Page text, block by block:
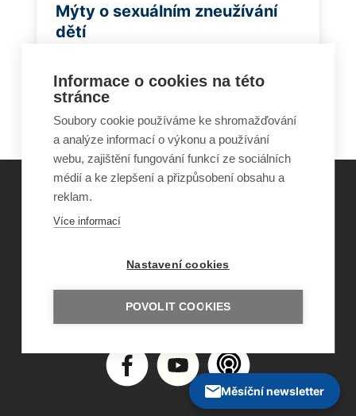
Mýty o sexuálním zneužívání
dětí
©Obecně prospěšná společnost Sirius
ISSN 1805-8876
nazory@sancedetem.cz
Odběr novinek e-mailem
Měsíční newsletter
Informace o cookies na této
stránce
Soubory cookie používáme ke shromažďování
a analýze informací o výkonu a používání
webu, zajištění fungování funkcí ze sociálních
médií a ke zlepšení a přizpůsobení obsahu a
reklam.
Více informací
Nastavení cookies
POVOLIT COOKIES